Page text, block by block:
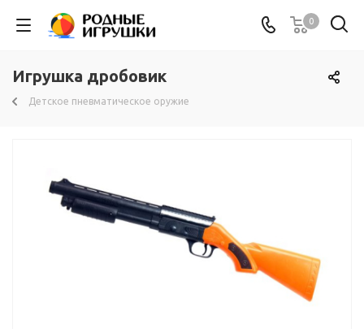
0
Игрушка дробовик
Детское пневматическое оружие